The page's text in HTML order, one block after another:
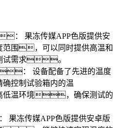
果冻传媒APP色版提供安
范围，可以同时提供高温和
试需求。
： 设备配备了先进的温度
控制试验箱内的温
温环境，确保测试的
冻传媒APP色版提供安卓版